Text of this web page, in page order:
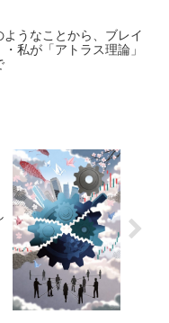
ようなことから、ブレイ
私が「アトラス理論」